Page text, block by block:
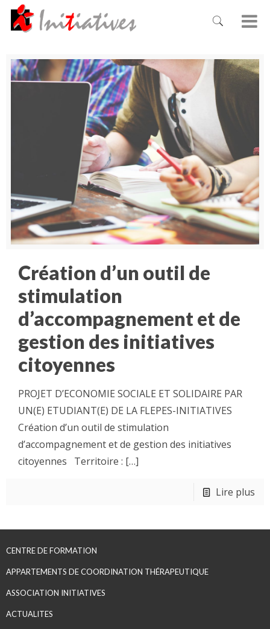
Création d’un outil de
stimulation
d’accompagnement et de
gestion des initiatives
citoyennes
PROJET D’ECONOMIE SOCIALE ET SOLIDAIRE PAR
UN(E) ETUDIANT(E) DE LA FLEPES-INITIATIVES
Création d’un outil de stimulation
d’accompagnement et de gestion des initiatives
citoyennes Territoire : […]
Lire plus
CENTRE DE FORMATION
APPARTEMENTS DE COORDINATION THÉRAPEUTIQUE
ASSOCIATION INITIATIVES
ACTUALITES